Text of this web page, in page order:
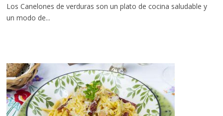
Los Canelones de verduras son un plato de cocina saludable y
un modo de...